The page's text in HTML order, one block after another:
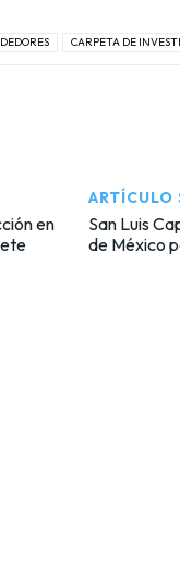
CARPETA DE
en
ARTÍCULO
San Luis
de México